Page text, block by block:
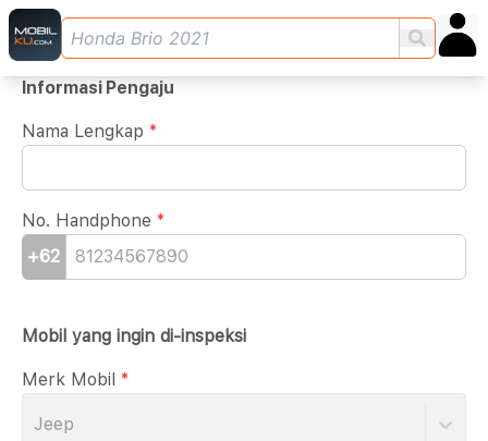
Informasi Pengaju
Nama Lengkap *
No. Handphone *
+62
Mobil yang ingin di-inspeksi
Merk Mobil *
Jeep